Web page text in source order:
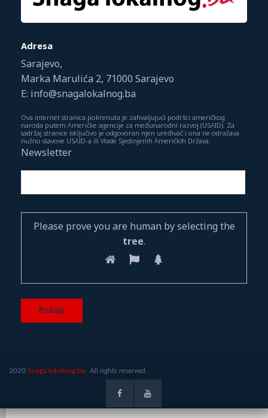
Adresa
Sarajevo,
Marka Marulića 2, 71000 Sarajevo
E: info@snagalokalnog.ba
Ova internet stranica pokrenuta je zahvaljujući podršci američkog
naroda putem Američke agencije za međunarodni razvoj (USAID). Za
sadržaj stranice isključivo je odgovoran njen uređivač i ona ne odražava
nužno stavove USAID-a ili Vlade Sjedinjenih Američkih Država.
Newsletter
Please prove you are human by selecting the
tree.
2020 Snaga lokalnog.ba. All rights reserved.